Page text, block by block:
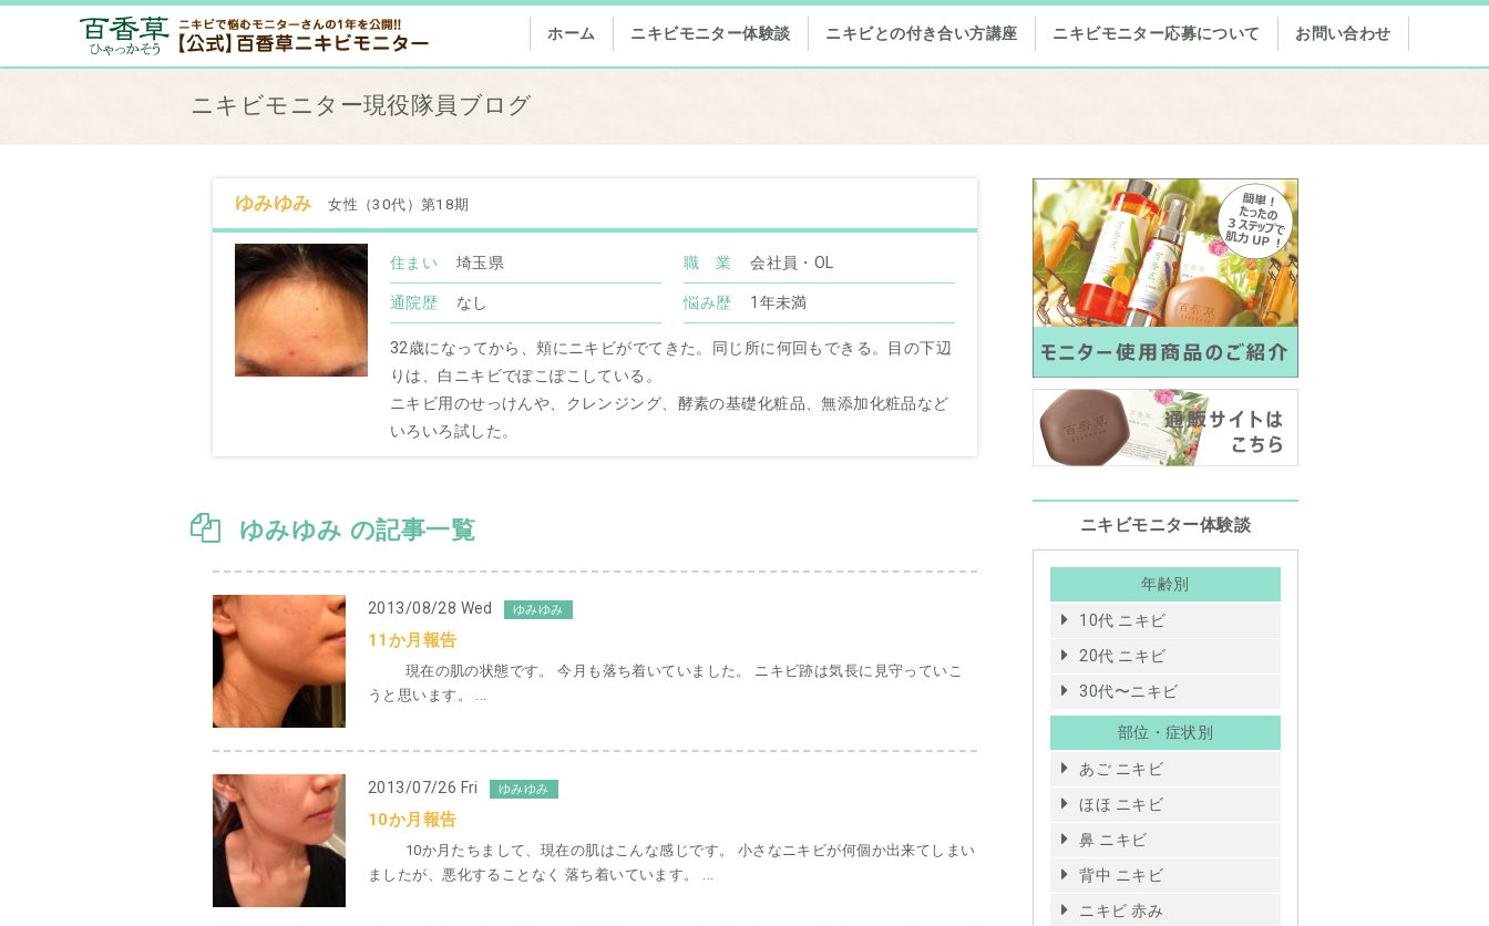
ホーム ニキビモニター体験談 ニキビとの付き合い方講座 ニキビモニター応募について お問い合わせ
ニキビモニター現役隊員ブログ
ゆみゆみ 女性（30代）第18期
住まい 埼玉県 職 業 会社員・OL
通院歴 なし 悩み歴 1年未満
32歳になってから、頬にニキビがでてきた。同じ所に何回もできる。目の下辺
りは、白ニキビでぽこぽこしている。
ニキビ用のせっけんや、クレンジング、酵素の基礎化粧品、無添加化粧品など
いろいろ試した。
ゆみゆみ の記事一覧
2013/08/28 Wed ゆみゆみ
11か月報告
現在の肌の状態です。 今月も落ち着いていました。 ニキビ跡は気長に見守っていこ
うと思います。 ...
2013/07/26 Fri ゆみゆみ
10か月報告
10か月たちまして、現在の肌はこんな感じです。 小さなニキビが何個か出来てしまい
ましたが、悪化することなく 落ち着いています。 ...
ニキビモニター体験談
年齢別
10代 ニキビ
20代 ニキビ
30代〜ニキビ
部位・症状別
あご ニキビ
ほほ ニキビ
鼻 ニキビ
背中 ニキビ
ニキビ 赤み